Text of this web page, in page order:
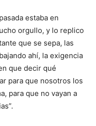
estaba en
orgullo, y lo replico
que se sepa, las
ahí, la exigencia
que decir qué
para que nosotros los
para que no vayan a